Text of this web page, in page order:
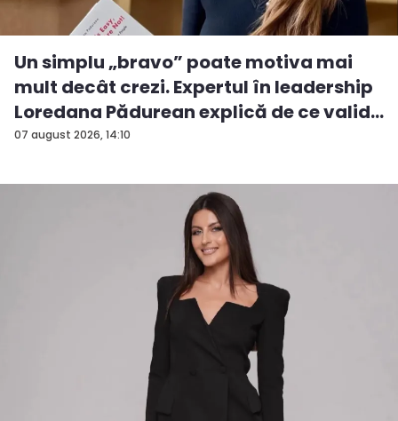
07 august 2026, 14:10
Un simplu „bravo” poate motiva mai
mult decât crezi. Expertul în leadership
Loredana Pădurean explică de ce valid...